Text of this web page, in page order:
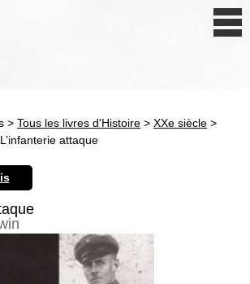
Antiquité
Révolution et XIXe siècle
XXe siècle
> Tous les livres d'Histoire > XXe siècle >
attaque